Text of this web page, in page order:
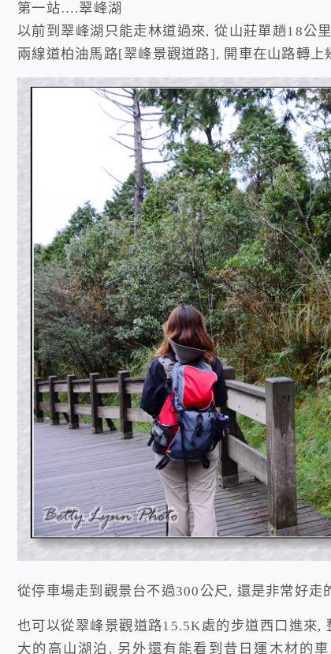
第一站….翠峰湖
以前到翠峰湖只能走林道過來, 從山莊單趟18公
兩線道柏油馬路[翠峰景觀道路], 開車在山路轉
從停車場走到觀景台不過300公尺, 還是非常好
也可以從翠峰景觀道路15.5K處的步道西口進來
大的高山湖泊, 另外還有能看到昔日運木材的